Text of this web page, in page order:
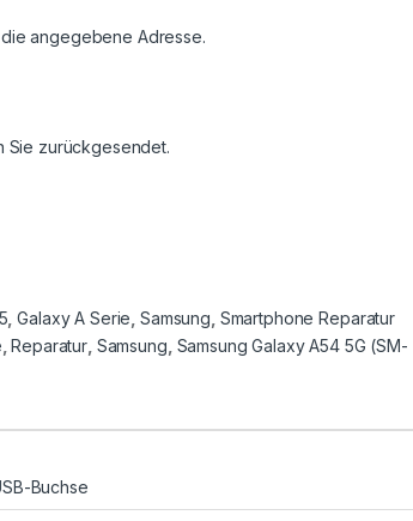
angegebene Adresse.
Sie zurückgesendet.
,Galaxy A Serie Samsung Smartphone Reparatur
,Reparatur Samsung Samsung Galaxy A54 5G (SM-
Buchse